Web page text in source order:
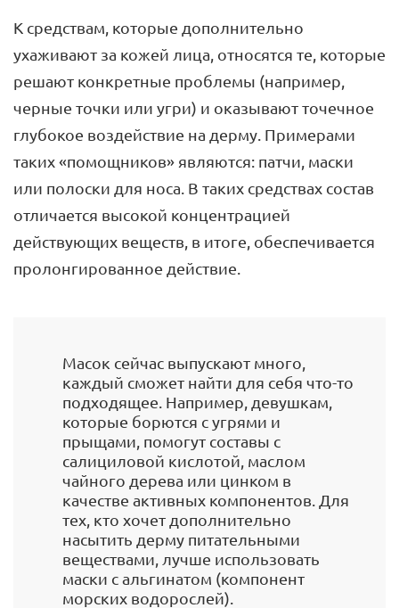
К средствам, которые дополнительно
ухаживают за кожей лица, относятся те, которые
решают конкретные проблемы (например,
черные точки или угри) и оказывают точечное
глубокое воздействие на дерму. Примерами
таких «помощников» являются: патчи, маски
или полоски для носа. В таких средствах состав
отличается высокой концентрацией
действующих веществ, в итоге, обеспечивается
пролонгированное действие.
Масок сейчас выпускают много,
каждый сможет найти для себя что-то
подходящее. Например, девушкам,
которые борются с угрями и
прыщами, помогут составы с
салициловой кислотой, маслом
чайного дерева или цинком в
качестве активных компонентов. Для
тех, кто хочет дополнительно
насытить дерму питательными
веществами, лучше использовать
маски с альгинатом (компонент
морских водорослей).